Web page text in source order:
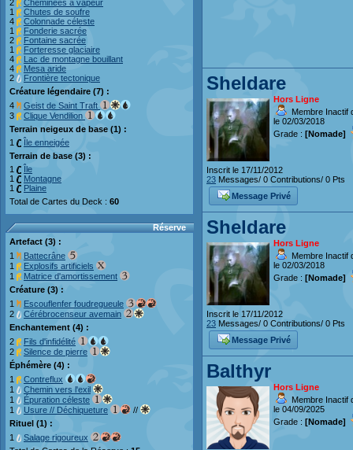
2
Cheminées à vapeur
1
Chutes de soufre
4
Colonnade céleste
1
Fonderie sacrée
2
Fontaine sacrée
1
Forteresse glaciaire
4
Lac de montagne bouillant
4
Mesa aride
2
Frontière tectonique
Créature légendaire (7) :
4
Geist de Saint Traft
3
Clique Vendilion
Terrain neigeux de base (1) :
1
Île enneigée
Terrain de base (3) :
1
Île
1
Montagne
1
Plaine
Total de Cartes du Deck : 60
Réserve
Artefact (3) :
1
Battecrâne
1
Explosifs artificiels
1
Matrice d'amortissement
Créature (3) :
1
Escouflenfer foudregueule
2
Cérébrocenseur avemain
Enchantement (4) :
2
Fils d'infidélité
2
Silence de pierre
Éphémère (4) :
1
Contreflux
1
Chemin vers l'exil
1
Épuration céleste
1
Usure // Déchiqueture
//
Rituel (1) :
1
Salage rigoureux
Sheldare
Hors Ligne
Membre Inactif
le 02/03/2018
Grade : [Nomade]
Inscrit le 17/11/2012
23 Messages/ 0 Contributions/ 0 Pts
Message Privé
Sheldare
Hors Ligne
Membre Inactif
le 02/03/2018
Grade : [Nomade]
Inscrit le 17/11/2012
23 Messages/ 0 Contributions/ 0 Pts
Message Privé
Balthyr
Hors Ligne
Membre Inactif
le 04/09/2025
Grade : [Nomade]